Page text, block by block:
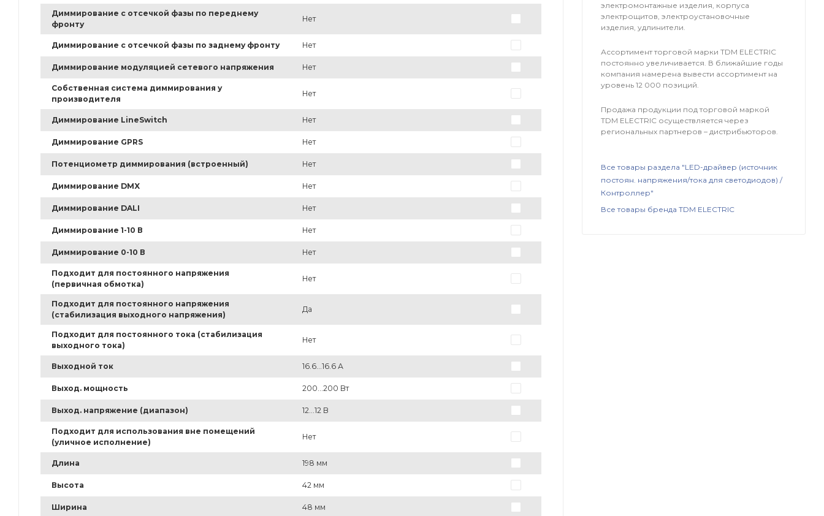
Диммирование с отсечкой фазы по переднему
фронту
Нет
Диммирование с отсечкой фазы по заднему фронту Нет
Диммирование модуляцией сетевого напряжения Нет
Собственная система диммирования у
производителя
Нет
Диммирование LineSwitch Нет
Диммирование GPRS Нет
Потенциометр диммирования (встроенный) Нет
Диммирование DMX Нет
Диммирование DALI Нет
Диммирование 1-10 В Нет
Диммирование 0-10 В Нет
Подходит для постоянного напряжения
(первичная обмотка)
Нет
Подходит для постоянного напряжения
(стабилизация выходного напряжения)
Да
Подходит для постоянного тока (стабилизация
выходного тока)
Нет
Выходной ток 16.6...16.6 А
Выход. мощность 200...200 Вт
Выход. напряжение (диапазон) 12...12 В
Подходит для использования вне помещений
(уличное исполнение)
Нет
Длина 198 мм
Высота 42 мм
Ширина 48 мм
электромонтажные изделия, корпуса
электрощитов, электроустановочные
изделия, удлинители.
Ассортимент торговой марки TDM ЕLECTRIC
постоянно увеличивается. В ближайшие годы
компания намерена вывести ассортимент на
уровень 12 000 позиций.
Продажа продукции под торговой маркой
TDM ЕLECTRIC осуществляется через
региональных партнеров – дистрибьюторов.
Все товары раздела "LED-драйвер (источник
постоян. напряжения/тока для светодиодов) /
Контроллер"
Все товары бренда TDM ЕLECTRIC